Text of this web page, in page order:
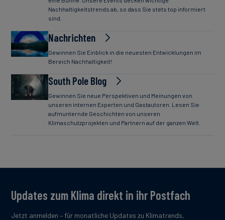
Nachhaltigkeitstrends ab, so dass Sie stets top informiert
sind.
Nachrichten
Gewinnen Sie Einblick in die neuesten Entwicklungen im
Bereich Nachhaltigkeit!
South Pole Blog
Gewinnen Sie neue Perspektiven und Meinungen von
unseren internen Experten und Gastautoren. Lesen Sie
aufmunternde Geschichten von unseren
Klimaschutzprojekten und Partnern auf der ganzen Welt.
Updates zum Klima direkt in ihr Postfach
Jetzt anmelden – für monatliche Updates zu Klimatrends,